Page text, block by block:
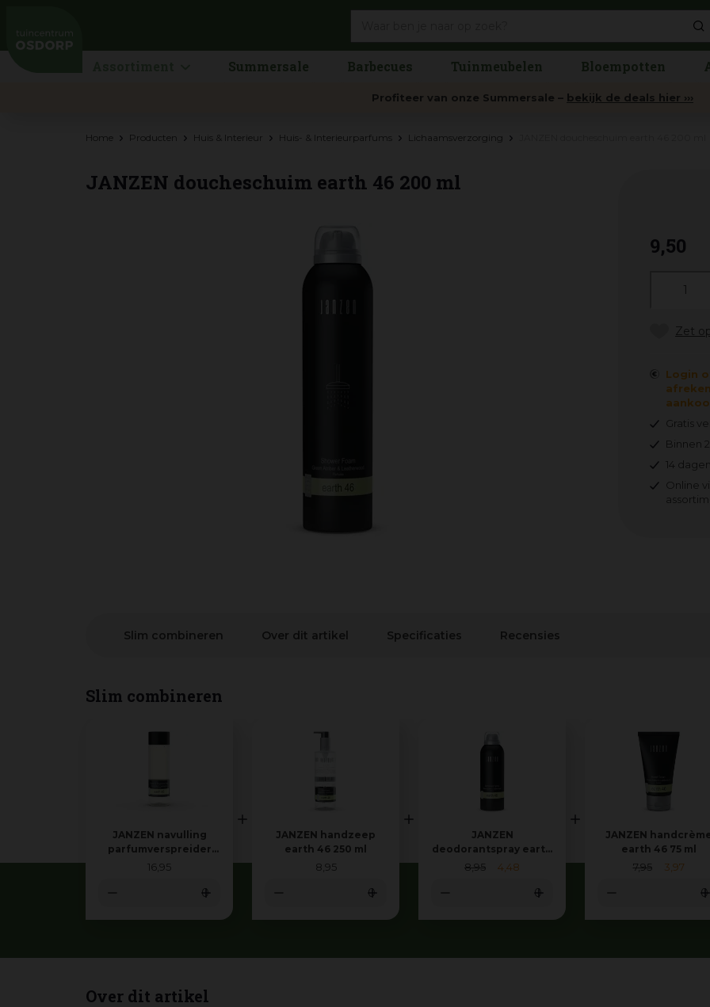
Home Producten Huis & Interieur Huis- & Interieurparfums Lichaamsverzorging
Summersale Barbecues Tuinmeubelen Bloempotten
Profiteer van onze Summersale – bekijk de deals hier ›››
JANZEN doucheschuim earth 46 200 ml
9,50
Login
Gratis
Binnen
14
Online
Slim combineren Over dit artikel Specificaties Recensies
Slim combineren
JANZEN navulling
parfumverspreider
earth 46 200 ml
1695
JANZEN handzeep
earth 46 250 ml
8 95
JANZEN
deodorantspray earth
46 150 ml
8,95 4 48
JANZEN
earth 46 75 ml
7,95 3 97
Over dit artikel